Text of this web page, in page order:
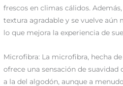
frescos en climas cálidos.
textura agradable y se vuelve aún
lo que mejora la experiencia de
Microfibra: La microfibra, hecha
ofrece una sensación de suavidad
a la del algodón, aunque a